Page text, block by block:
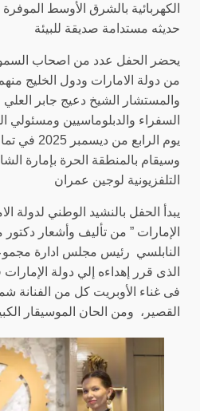
الكهربائية بالشرق الأوسط
حديثه مستدامة صديقة للبيئة
يحضر الحفل عدد من اصحاب السمو
من دولة الامارات ودول الخليج
والمستشار الشيخ دعيج جابر
السفراء والدبلوماسيين ومسئولي
يوم الرابع
وسيقام بالمنطقة الحرة بإمارة
التلفزيونية لوجين عمران
يبدأ الحفل بالنشيد الوطني لدولة
الإمارات ” من تأليف وأشعار
النابلسي رئيس مجلس ادارة
الذى قرر إهداءه إلي دولة
فى غناء الأوبريت كل من الفنانة
القصير، ومن الحان الموسيقار